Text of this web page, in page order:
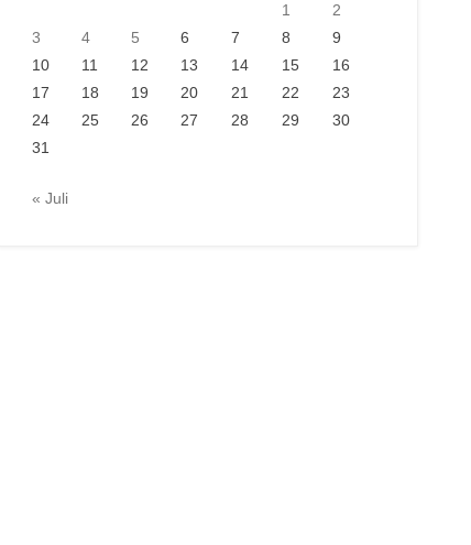
1
2
3
4 5 6 7 8
9
10
11 12 13 14 15
16
17
18 19 20 21 22
23
24
25 26 27 28 29
30
31
« Juli